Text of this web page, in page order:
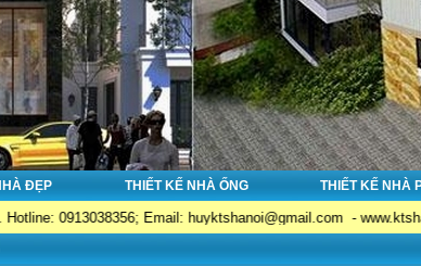
ĐẸP THIẾT KẾ NHÀ ỐNG THIẾT KẾ NHÀ
Email: huyktshanoi@gmail.com - www.ktshanoi.net